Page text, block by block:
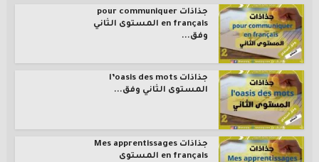
جذاذات pour communiquer
en français المستوى الثاني
وفق...
جذاذات l’oasis des mots
المستوى الثاني وفق...
جذاذات Mes apprentissages
en français المستوى